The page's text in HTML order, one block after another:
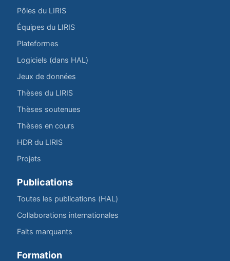
Pôles du LIRIS
Équipes du LIRIS
Plateformes
Logiciels (dans HAL)
Jeux de données
Thèses du LIRIS
Thèses soutenues
Thèses en cours
HDR du LIRIS
Projets
Publications
Toutes les publications (HAL)
Collaborations internationales
Faits marquants
Formation